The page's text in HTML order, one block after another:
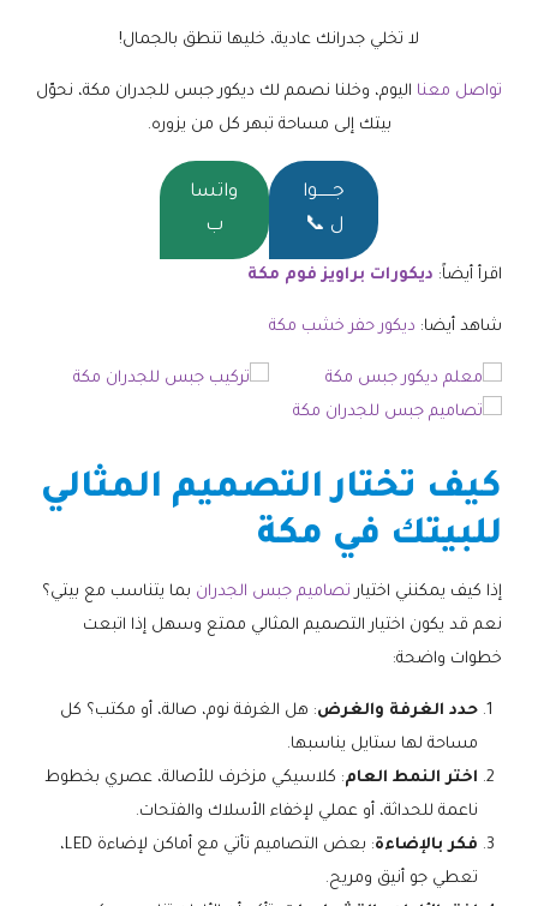
لا تخلي جدرانك عادية، خليها تنطق بالجمال!
تواصل معنا اليوم، وخلنا نصمم لك ديكور جبس للجدران مكة، نحوّل
بيتك إلى مساحة تبهر كل من يزوره.
جــــــوا
ل 📞
واتسا
ب
اقرأ أيضاً: ديكورات براويز فوم مكة
شاهد أيضا: ديكور حفر خشب مكة
كيف تختار التصميم المثالي
للبيتك في مكة
إذا كيف يمكنني اختيار تصاميم جبس الجدران بما يتناسب مع بيتي؟
نعم قد يكون اختيار التصميم المثالي ممتع وسهل إذا اتبعت
خطوات واضحة:
حدد الغرفة والغرض: هل الغرفة نوم، صالة، أو مكتب؟ كل
مساحة لها ستايل يناسبها.
اختر النمط العام: كلاسيكي مزخرف للأصالة، عصري بخطوط
ناعمة للحداثة، أو عملي لإخفاء الأسلاك والفتحات.
فكر بالإضاءة
: بعض التصاميم تأتي مع أماكن لإضاءة LED،
تعطي جو أنيق ومريح.